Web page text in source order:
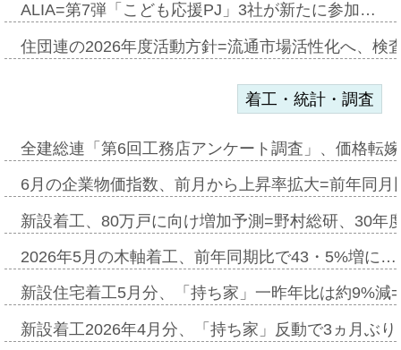
ALIA=第7弾「こども応援PJ」3社が新たに参加…
住団連の2026年度活動方針=流通市場活性化へ、検
着工・統計・調査
全建総連「第6回工務店アンケート調査」、価格転
6月の企業物価指数、前月から上昇率拡大=前年同
新設着工、80万戸に向け増加予測=野村総研、30年
2026年5月の木軸着工、前年同期比で43・5%増に…
新設住宅着工5月分、「持ち家」一昨年比は約9%
新設着工2026年4月分、「持ち家」反動で3ヵ月ぶ